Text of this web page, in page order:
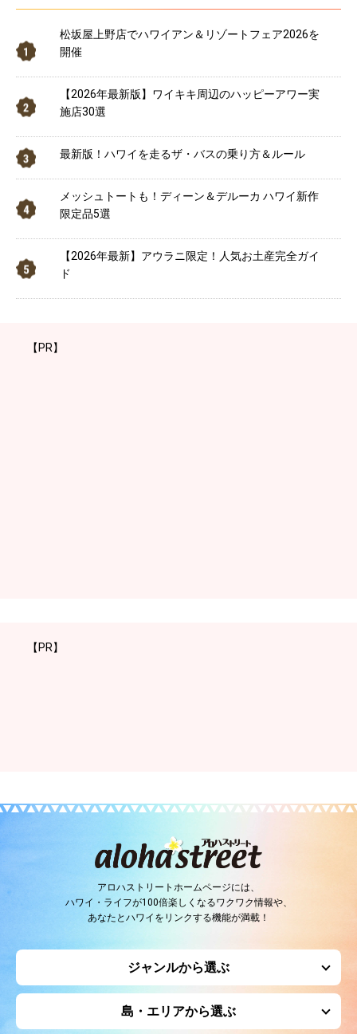
松坂屋上野店でハワイアン＆リゾートフェア2026を
開催
【2026年最新版】ワイキキ周辺のハッピーアワー実
施店30選
最新版！ハワイを走るザ・バスの乗り方＆ルール
メッシュトートも！ディーン＆デルーカ ハワイ新作
限定品5選
【2026年最新】アウラニ限定！人気お土産完全ガイ
ド
【PR】
【PR】
アロハストリートホームページには、
ハワイ・ライフが100倍楽しくなるワクワク情報や、
あなたとハワイをリンクする機能が満載！
ジャンルから選ぶ
島・エリアから選ぶ